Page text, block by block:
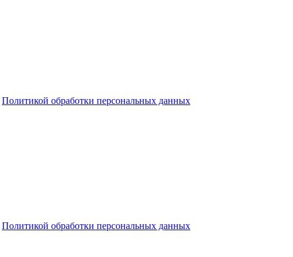
Политикой обработки персональных данных
Политикой обработки персональных данных